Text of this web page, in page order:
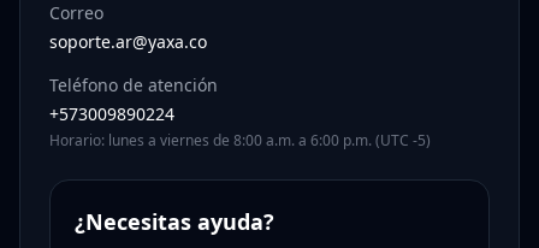
Correo
soporte.ar@yaxa.co
Teléfono de atención
+573009890224
Horario: lunes a viernes de 8:00 a.m. a 6:00 p.m. (UTC -5)
¿Necesitas ayuda?